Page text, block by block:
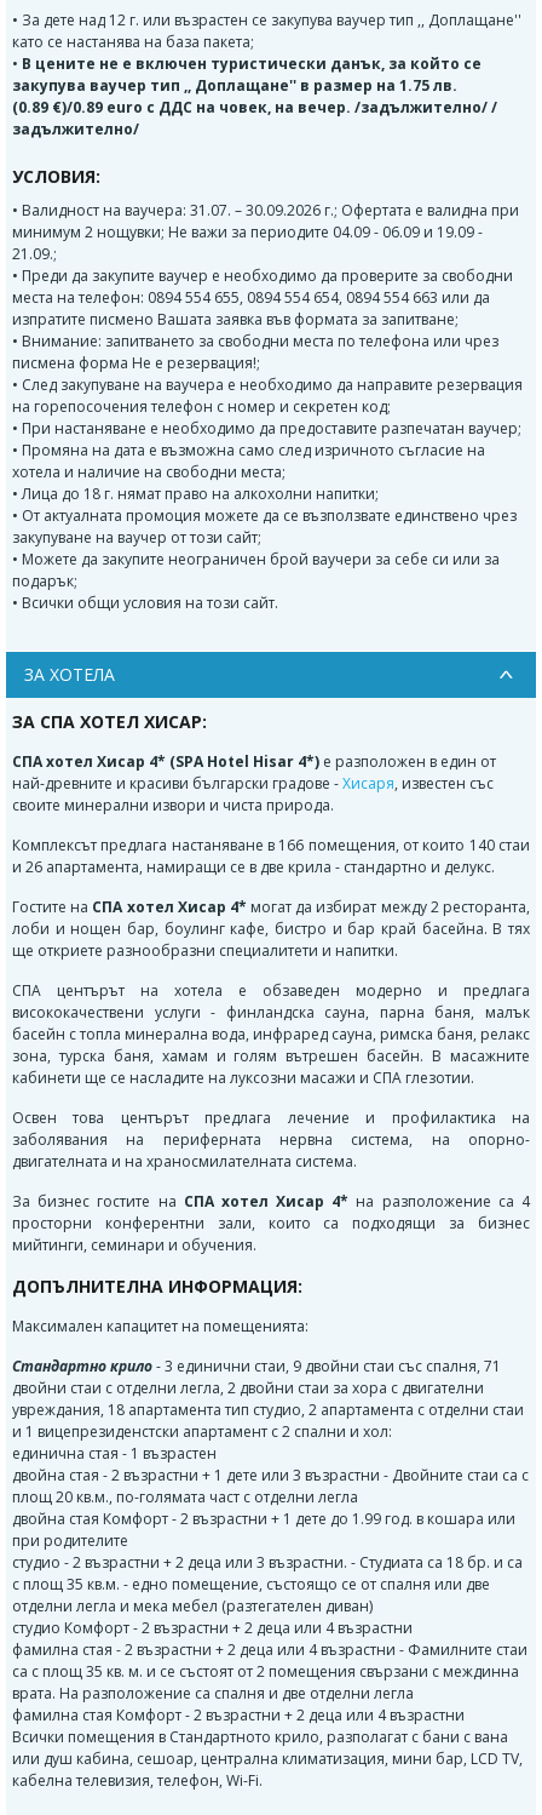
• За дете над 12 г. или възрастен се закупува ваучер тип ,, Доплащане''
като се настанява на база пакета;
• В цените не е включен туристически данък, за който се
закупува ваучер тип ,, Доплащане'' в размер на 1.75 лв.
(0.89 €)/0.89 euro с ДДС на човек, на вечер. /задължително/ /
задължително/
УСЛОВИЯ:
• Валидност на ваучера: 31.07. – 30.09.2026 г.; Офертата е валидна при
минимум 2 нощувки; Не важи за периодите 04.09 - 06.09 и 19.09 -
21.09.;
• Преди да закупите ваучер е необходимо да проверите за свободни
места на телефон: 0894 554 655, 0894 554 654, 0894 554 663 или да
изпратите писмено Вашата заявка във формата за запитване;
• Внимание: запитването за свободни места по телефона или чрез
писмена форма Не е резервация!;
• След закупуване на ваучера е необходимо да направите резервация
на горепосочения телефон с номер и секретен код;
• При настаняване е необходимо да предоставите разпечатан ваучер;
• Промяна на дата е възможна само след изричното съгласие на
хотела и наличие на свободни места;
• Лица до 18 г. нямат право на алкохолни напитки;
• От актуалната промоция можете да се възползвате единствено чрез
закупуване на ваучер от този сайт;
• Можете да закупите неограничен брой ваучери за себе си или за
подарък;
• Всички общи условия на този сайт.
ЗА ХОТЕЛА
ЗА СПА ХОТЕЛ ХИСАР:
СПА хотел Хисар 4* (SPA Hotel Hisar 4*) е разположен в един от
най-древните и красиви български градове -Хисаря, известен със
своите минерални извори и чиста природа.
Комплексът предлага настаняване в 166 помещения, от които 140 стаи
и 26 апартамента, намиращи се в две крила - стандартно и делукс.
Гостите на СПА хотел Хисар 4* могат да избират между 2 ресторанта,
лоби и нощен бар, боулинг кафе, бистро и бар край басейна. В тях
ще откриете разнообразни специалитети и напитки.
СПА центърът на хотела е обзаведен модерно и предлага
висококачествени услуги - финландска сауна, парна баня, малък
басейн с топла минерална вода, инфраред сауна, римска баня, релакс
зона, турска баня, хамам и голям вътрешен басейн. В масажните
кабинети ще се насладите на луксозни масажи и СПА глезотии.
Освен това центърът предлага лечение и профилактика на
заболявания на периферната нервна система, на опорно-
двигателната и на храносмилателната система.
За бизнес гостите на СПА хотел Хисар 4* на разположение са 4
просторни конферентни зали, които са подходящи за бизнес
мийтинги, семинари и обучения.
ДОПЪЛНИТЕЛНА ИНФОРМАЦИЯ:
Максимален капацитет на помещенията:
Стандартно крило- 3 единични стаи, 9 двойни стаи със спалня, 71
двойни стаи с отделни легла, 2 двойни стаи за хора с двигателни
увреждания, 18 апартамента тип студио, 2 апартамента с отделни стаи
и 1 вицепрезиденстски апартамент с 2 спални и хол:
единична стая - 1 възрастен
двойна стая - 2 възрастни + 1 дете или 3 възрастни - Двойните стаи са с
площ 20 кв.м., по-голямата част с отделни легла
двойна стая Комфорт - 2 възрастни + 1 дете до 1.99 год. в кошара или
при родителите
студио - 2 възрастни + 2 деца или 3 възрастни. - Студиата са 18 бр. и са
с площ 35 кв.м. - едно помещение, състоящо се от спалня или две
отделни легла и мека мебел (разтегателен диван)
студио Комфорт - 2 възрастни + 2 деца или 4 възрастни
фамилна стая - 2 възрастни + 2 деца или 4 възрастни - Фамилните стаи
са с площ 35 кв. м. и се състоят от 2 помещения свързани с междинна
врата. На разположение са спалня и две отделни легла
фамилна стая Комфорт - 2 възрастни + 2 деца или 4 възрастни
Всички помещения в Стандартното крило, разполагат с бани с вана
или душ кабина, сешоар, централна климатизация, мини бар, LCD TV,
кабелна телевизия, телефон, Wi-Fi.